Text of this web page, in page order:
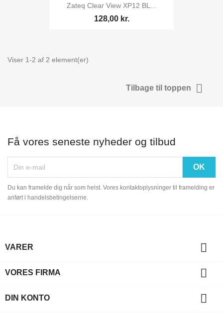
Zateq Clear View XP12 BL...
128,00 kr.
Viser 1-2 af 2 element(er)
Tilbage til toppen 
Få vores seneste nyheder og tilbud
Du kan framelde dig når som helst. Vores kontaktoplysninger til framelding er
anført i handelsbetingelserne.
VARER 
VORES FIRMA 
DIN KONTO
